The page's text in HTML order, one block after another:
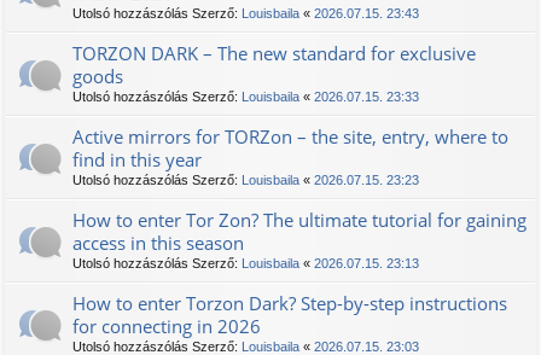
Utolsó hozzászólás Szerző: Louisbaila « 2026.07.15. 23:43
TORZON DARK – The new standard for exclusive
goods
Utolsó hozzászólás Szerző: Louisbaila « 2026.07.15. 23:33
Active mirrors for TORZon – the site, entry, where to
find in this year
Utolsó hozzászólás Szerző: Louisbaila « 2026.07.15. 23:23
How to enter Tor Zon? The ultimate tutorial for gaining
access in this season
Utolsó hozzászólás Szerző: Louisbaila « 2026.07.15. 23:13
How to enter Torzon Dark? Step-by-step instructions
for connecting in 2026
Utolsó hozzászólás Szerző: Louisbaila « 2026.07.15. 23:03